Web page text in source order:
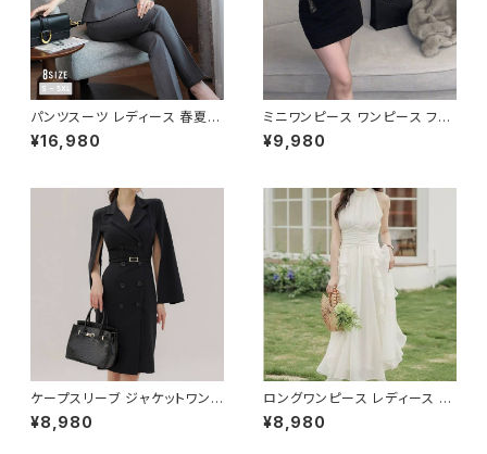
パンツスーツ レディース 春夏
秋冬 春 夏 秋 冬 黒 紺 スーツ
上下セット 2点セット ジャケット
ビジネススーツ ロング パンツス
ーツ ロングパンツ ペプラム ノー
カラースーツ ペプラムジャケット
レディーススーツ 大きいサイズ
オフィス OL オフィスカジュアル
ビジネス 結婚式 パーティー お
呼ばれ ブラック ネイビー グレ
ー S M L XL 2XL 3XL 4XL 5
XL 10代 20代 30代 40代 C-
WAW1079
¥16,980
ミニワンピース ワンピース フェ
ザーデザイン タイトワンピース
チューブトップ レディース 春夏
ワンピドレス OL エレガント フ
ォーマル ブラック ボルドー ホワ
イト 大きいサイズ きれいめ ドレ
スワンピース お呼ばれ 韓国 フ
ァッション オフィスカジュアル 韓
国風 キャバドレス ナイトドレス
ナイトワンピ カジュアル 10代 2
0代 30代 40代 C-OSS0127
¥9,980
ケープスリーブ ジャケットワンピ
ース ベルト付き ワンピース レデ
ィース 長袖 襟付き タイト スー
¥8,980
ロングワンピース レディース シ
フォン フリル ハイネック ノース
リーブ フレア Aライン エレガン
¥8,980